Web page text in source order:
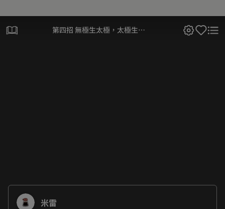
第四招 無極生太極，太極生兩
米雷